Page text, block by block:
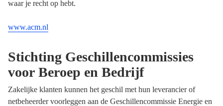
waar je recht op hebt.
www.acm.nl
Stichting Geschillencommissies
voor Beroep en Bedrijf
Zakelijke klanten kunnen het geschil met hun leverancier of
netbeheerder voorleggen aan de Geschillencommissie Energie en